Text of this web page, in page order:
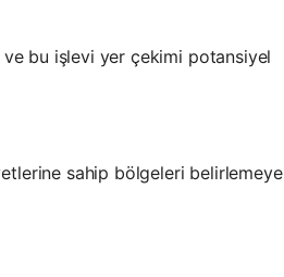
ve bu işlevi yer çekimi potansiyel
sahip bölgeleri belirlemeye